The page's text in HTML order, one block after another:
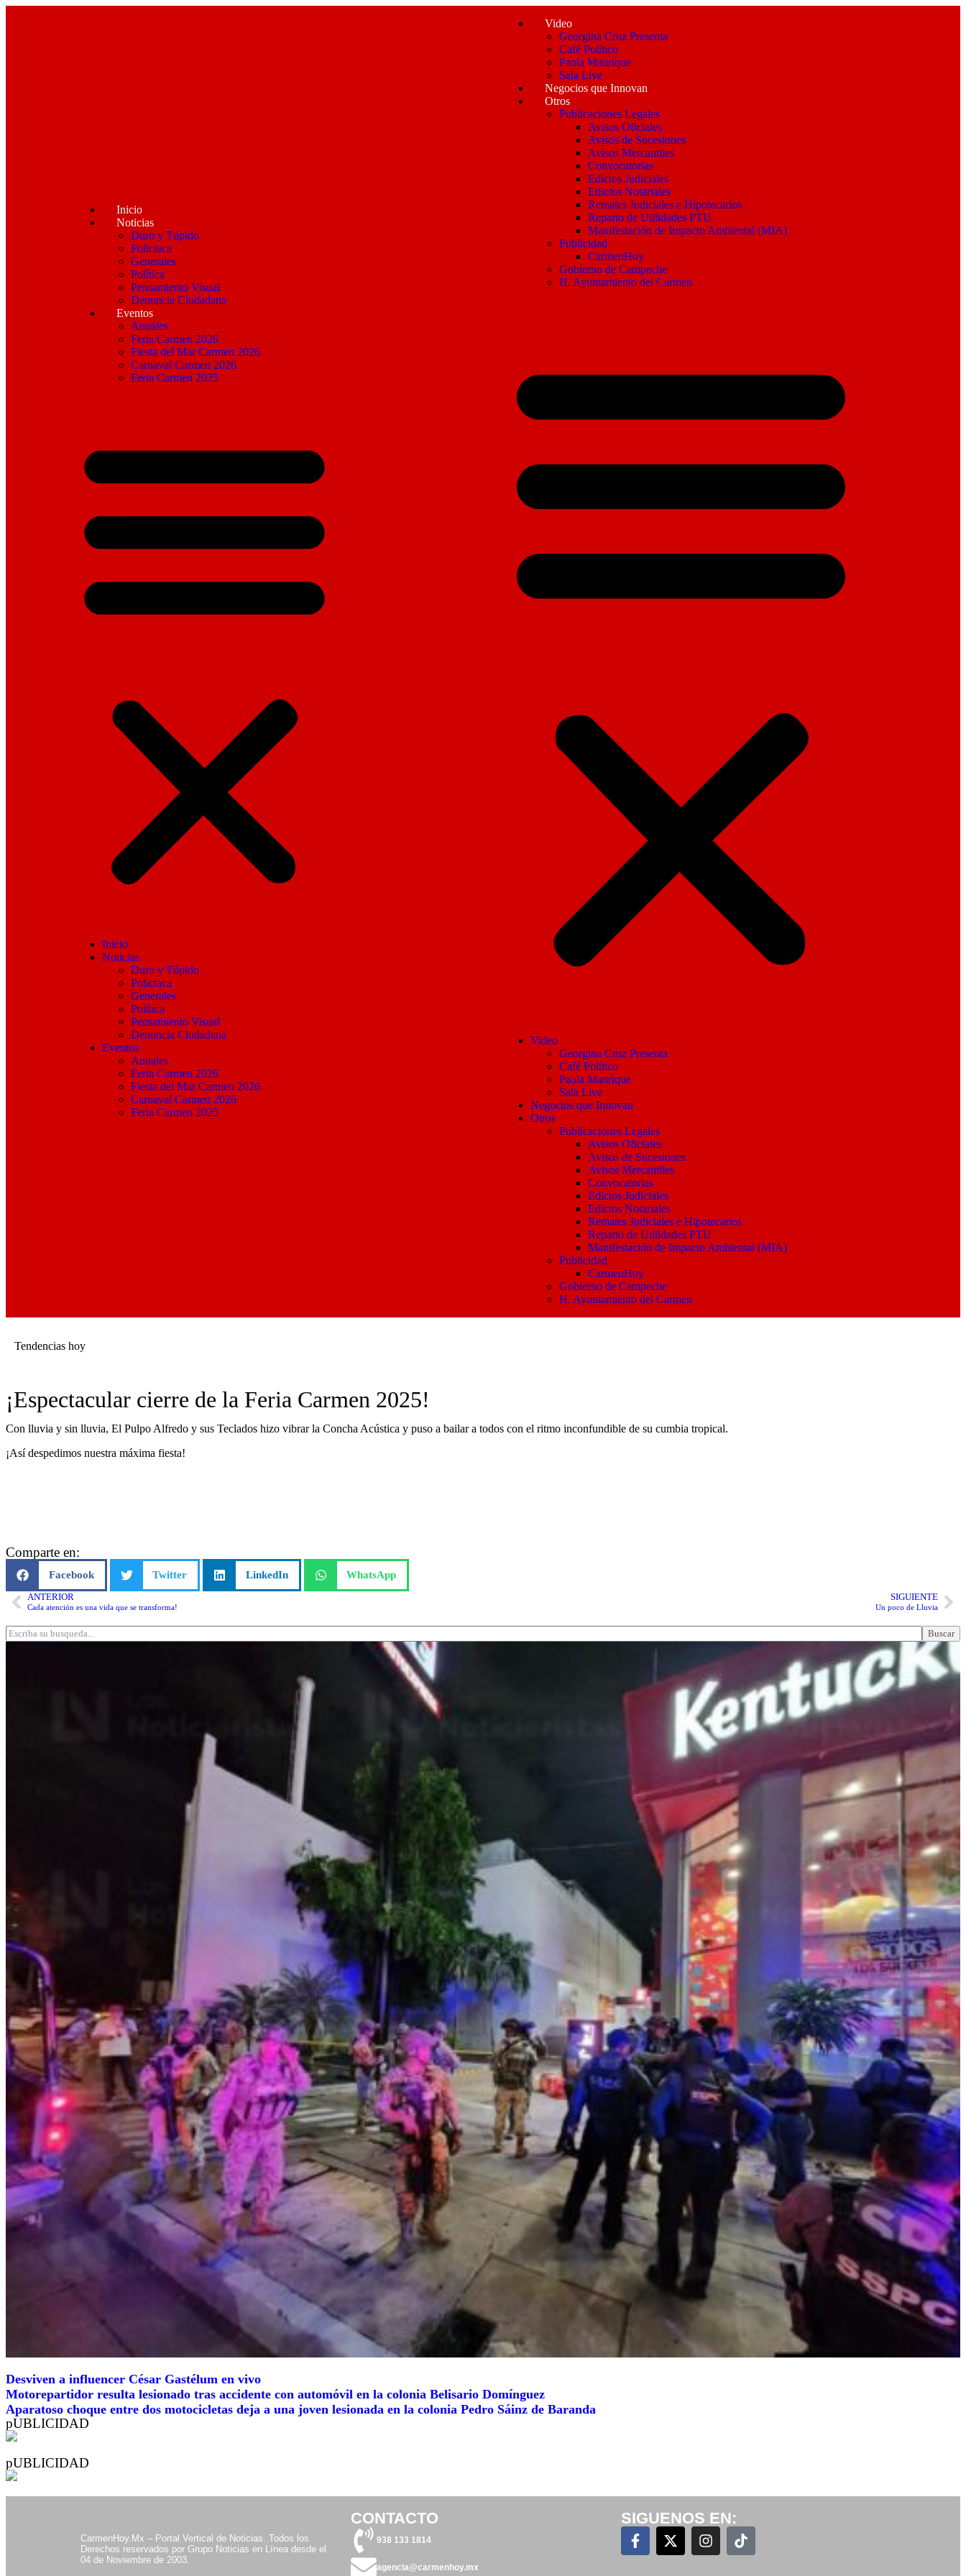
Inicio
Noticias
Duro y Túpido
Policiaca
Generales
Política
Pensamiento Visual
Denuncia Ciudadana
Eventos
Anuales
Feria Carmen 2026
Fiesta del Mar Carmen 2026
Carnaval Carmen 2026
Feria Carmen 2025
Inicio
Noticias
Duro y Túpido
Policiaca
Generales
Política
Pensamiento Visual
Denuncia Ciudadana
Eventos
Anuales
Feria Carmen 2026
Fiesta del Mar Carmen 2026
Carnaval Carmen 2026
Feria Carmen 2025
Video
Georgina Cruz Presenta
Café Político
Paola Manrique
Sala Live
Negocios que Innovan
Otros
Publicaciones Legales
Avisos Oficiales
Avisos de Sucesiones
Avisos Mercantiles
Convocatorias
Edictos Judiciales
Edictos Notariales
Remates Judiciales e Hipotecarios
Reparto de Utilidades PTU
Manifestación de Impacto Ambiental (MIA)
Publicidad
CarmenHoy
Gobierno de Campeche
H. Ayuntamiento del Carmen
Video
Georgina Cruz Presenta
Café Político
Paola Manrique
Sala Live
Negocios que Innovan
Otros
Publicaciones Legales
Avisos Oficiales
Avisos de Sucesiones
Avisos Mercantiles
Convocatorias
Edictos Judiciales
Edictos Notariales
Remates Judiciales e Hipotecarios
Reparto de Utilidades PTU
Manifestación de Impacto Ambiental (MIA)
Publicidad
CarmenHoy
Gobierno de Campeche
H. Ayuntamiento del Carmen
Tendencias hoy
¡Espectacular cierre de la Feria Carmen 2025!
Con lluvia y sin lluvia, El Pulpo Alfredo y sus Teclados hizo vibrar la Concha Acústica y puso a bailar a todos con el ritmo inconfundible de su cumbia tropical.
¡Así despedimos nuestra máxima fiesta!
Comparte en:
Facebook Twitter LinkedIn WhatsApp
ANTERIOR
Cada atención es una vida que se transforma!
SIGUIENTE
Un poco de Lluvia
Buscar
Desviven a influencer César Gastélum en vivo
Motorepartidor resulta lesionado tras accidente con automóvil en la colonia Belisario Domínguez
Aparatoso choque entre dos motocicletas deja a una joven lesionada en la colonia Pedro Sáinz de Baranda
pUBLICIDAD
pUBLICIDAD
CarmenHoy.Mx – Portal Vertical de Noticias. Todos los
Derechos reservados por Grupo Noticias en Línea desde el
04 de Noviembre de 2003.
CONTACTO
938 133 1814
agencia@carmenhoy.mx
SIGUENOS EN: